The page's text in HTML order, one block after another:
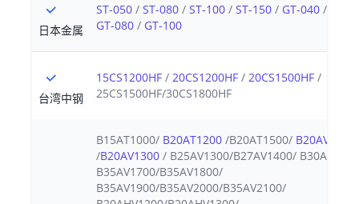
日本金属
ST-050 / ST-080 / ST-100 / ST-150 / GT-040 /
GT-080 / GT-100
台湾中钢
15CS1200HF / 20CS1200HF / 20CS1500HF /
25CS1500HF/30CS1800HF
B15AT1000/ B20AT1200 /B20AT1500/ B20AV1200
/B20AV1300 / B25AV1300/B27AV1400/
B35AV1700/B35AV1800/
B35AV1900/B35AV2000/B35AV2100/